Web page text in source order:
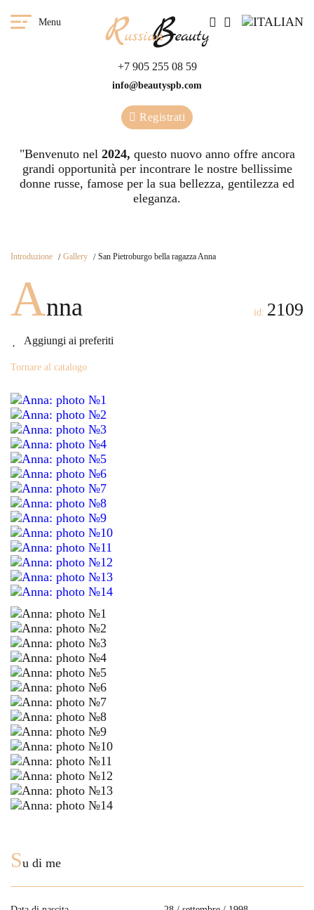
Menu
+7 905 255 08 59
info@beautyspb.com
Registrati
"Benvenuto nel 2024, questo nuovo anno offre ancora
grandi opportunità per incontrare le nostre bellissime
donne russe, famose per la sua bellezza, gentilezza ed
eleganza.
Introduzione Gallery San Pietroburgo bella ragazza Anna
Anna
Aggiungi ai preferiti
id: 2109
Tornare al catalogo
Su di me